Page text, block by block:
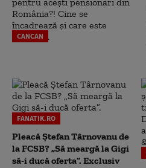
CANCAN
FANATIK.RO
Pleacă Ștefan Târnovanu de
la FCSB? „Să meargă la Gigi
să-i ducă oferta”. Exclusiv